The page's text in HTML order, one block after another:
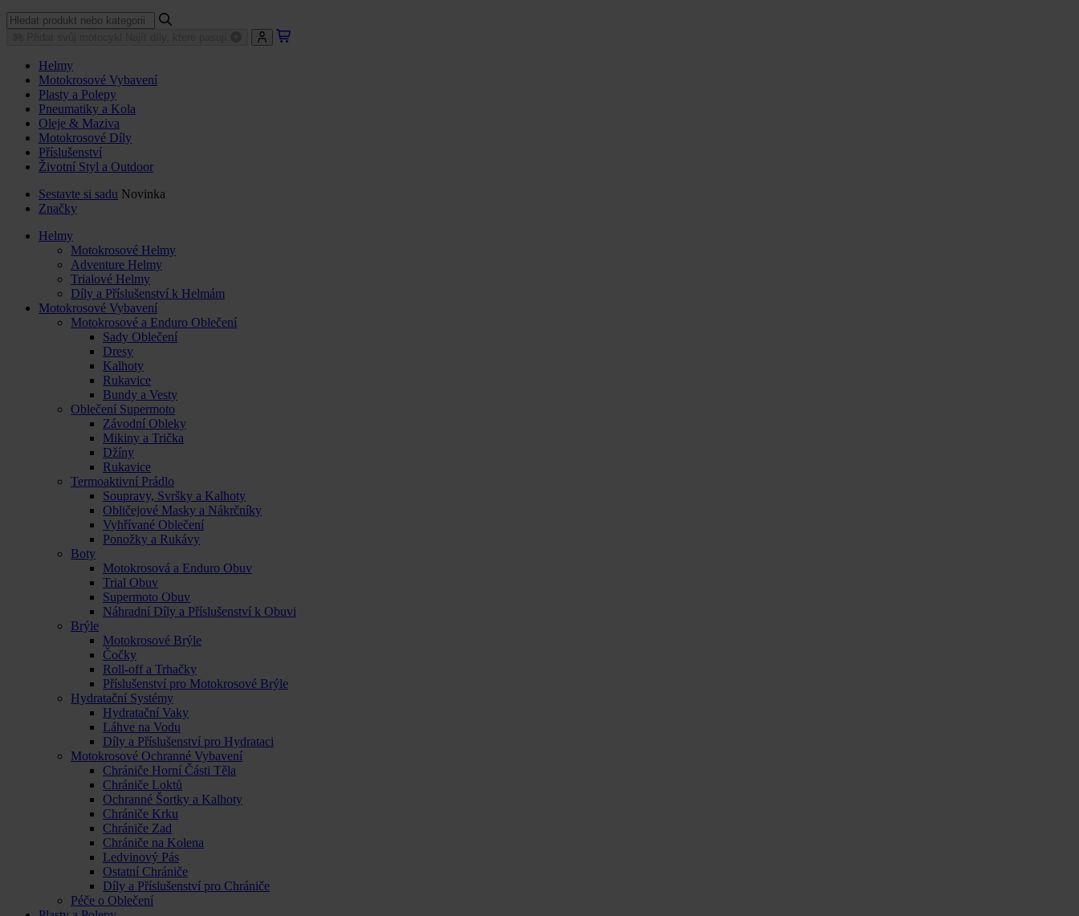
Helmy
Motokrosové Vybavení
Plasty a Polepy
Pneumatiky a Kola
Oleje & Maziva
Motokrosové Díly
Příslušenství
Životní Styl a Outdoor
Sestavte si sadu Novinka
Značky
Helmy
Motokrosové Helmy
Adventure Helmy
Trialové Helmy
Díly a Příslušenství k Helmám
Motokrosové Vybavení
Motokrosové a Enduro Oblečení
Sady Oblečení
Dresy
Kalhoty
Rukavice
Bundy a Vesty
Oblečení Supermoto
Závodní Obleky
Mikiny a Trička
Džíny
Rukavice
Termoaktivní Prádlo
Soupravy, Svršky a Kalhoty
Obličejové Masky a Nákrčníky
Vyhřívané Oblečení
Ponožky a Rukávy
Boty
Motokrosová a Enduro Obuv
Trial Obuv
Supermoto Obuv
Náhradní Díly a Příslušenství k Obuvi
Brýle
Motokrosové Brýle
Čočky
Roll-off a Trhačky
Příslušenství pro Motokrosové Brýle
Hydratační Systémy
Hydratační Vaky
Láhve na Vodu
Díly a Příslušenství pro Hydrataci
Motokrosové Ochranné Vybavení
Chrániče Horní Části Těla
Chrániče Loktů
Ochranné Šortky a Kalhoty
Chrániče Krku
Chrániče Zad
Chrániče na Kolena
Ledvinový Pás
Ostatní Chrániče
Díly a Příslušenství pro Chrániče
Péče o Oblečení